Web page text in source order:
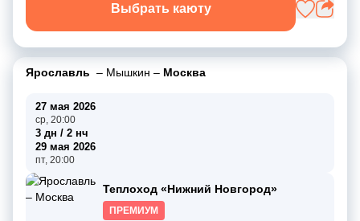
Выбрать каюту
Ярославль – Мышкин – Москва
27 мая 2026
ср, 20:00
3 дн / 2 нч
29 мая 2026
пт, 20:00
Теплоход «Нижний Новгород»
ПРЕМИУМ